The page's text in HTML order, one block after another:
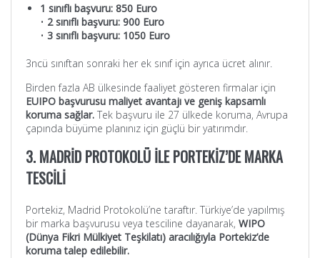
1 sınıflı başvuru: 850 Euro
• 2 sınıflı başvuru: 900 Euro
• 3 sınıflı başvuru: 1050 Euro
3ncü sınıftan sonraki her ek sınıf için ayrıca ücret alınır.
Birden fazla AB ülkesinde faaliyet gösteren firmalar için
EUIPO başvurusu maliyet avantajı ve geniş kapsamlı
koruma sağlar. Tek başvuru ile 27 ülkede koruma, Avrupa
çapında büyüme planınız için güçlü bir yatırımdır.
3. MADRİD PROTOKOLÜ İLE PORTEKİZ’DE MARKA
TESCİLİ
Portekiz, Madrid Protokolü’ne taraftır. Türkiye’de yapılmış
bir marka başvurusu veya tesciline dayanarak, WIPO
(Dünya Fikri Mülkiyet Teşkilatı) aracılığıyla Portekiz’de
koruma talep edilebilir.